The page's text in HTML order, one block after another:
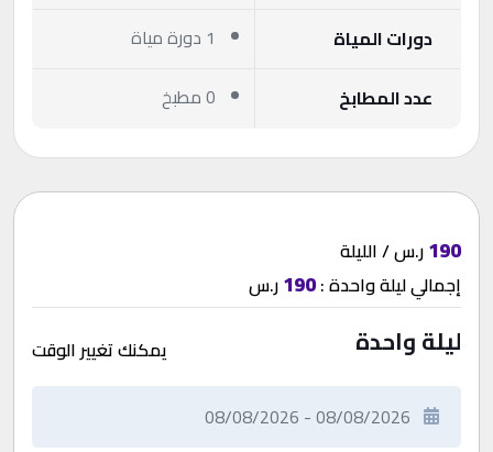
دورات المياة
1 دورة مياة
عدد المطابخ
0 مطبخ
190ر.س / الليلة
إجماليليلة واحدة:
190ر.س
ليلة واحدة يمكنك تغيير الوقت